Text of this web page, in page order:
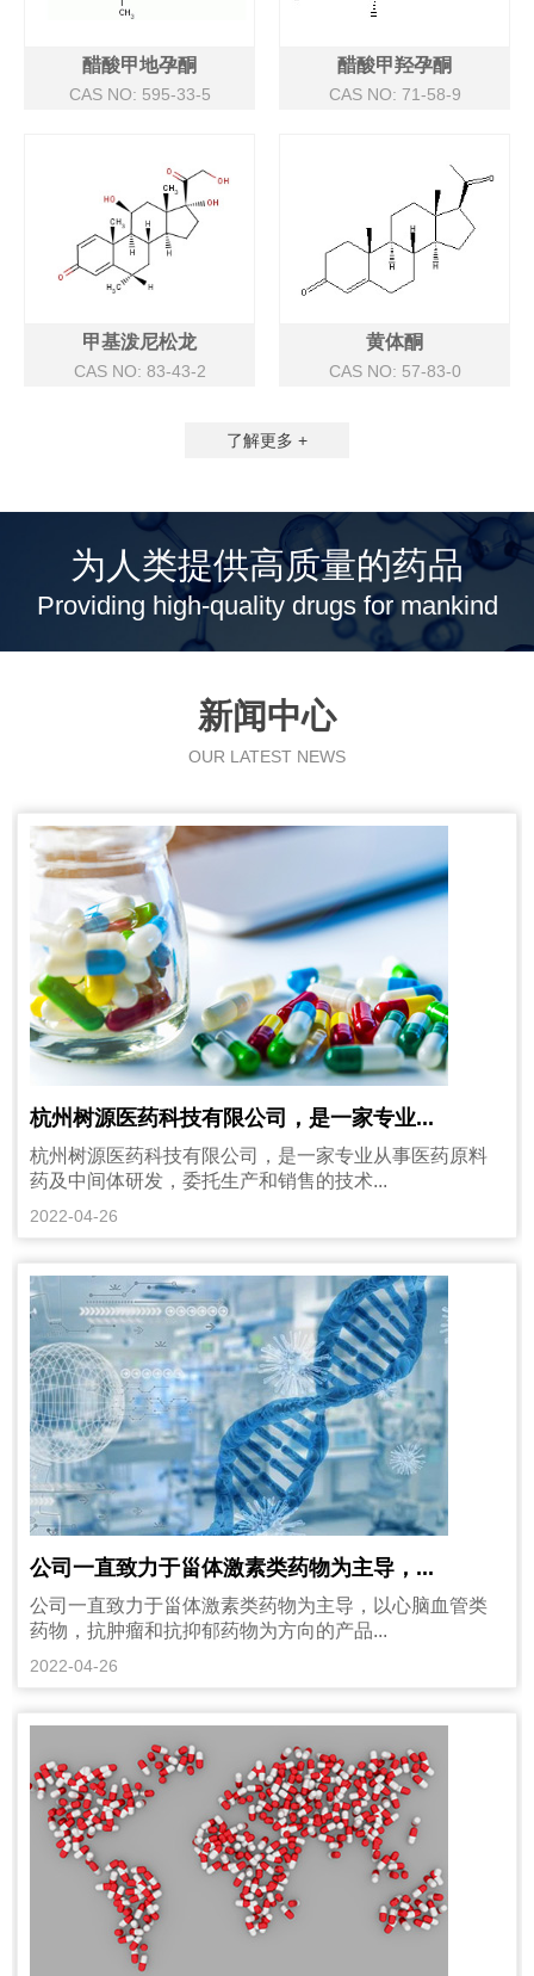
醋酸甲地孕酮
CAS NO: 595-33-5
醋酸甲羟孕酮
CAS NO: 71-58-9
甲基泼尼松龙
CAS NO: 83-43-2
黄体酮
CAS NO: 57-83-0
了解更多 +
为人类提供高质量的药品
Providing high-quality drugs for mankind
新闻中心
OUR LATEST NEWS
杭州树源医药科技有限公司，是一家专业...
杭州树源医药科技有限公司，是一家专业从事医药原料
药及中间体研发，委托生产和销售的技术...
2022-04-26
公司一直致力于甾体激素类药物为主导，...
公司一直致力于甾体激素类药物为主导，以心脑血管类
药物，抗肿瘤和抗抑郁药物为方向的产品...
2022-04-26